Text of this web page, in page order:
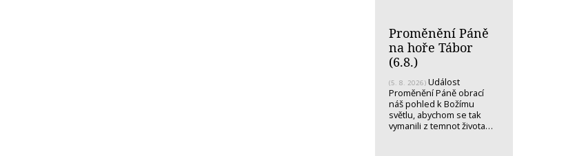
Proměnění Páně
na hoře Tábor
(6.8.)
(5. 8. 2026) Událost
Proměnění Páně obrací
náš pohled k Božímu
světlu, abychom se tak
vymanili z temnot života…